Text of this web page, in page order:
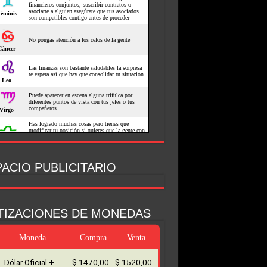
PUBLICITARIO
DE MONEDAS
Moneda Compra Venta
Dólar Oficial + $ 1470,00 $ 1520,00